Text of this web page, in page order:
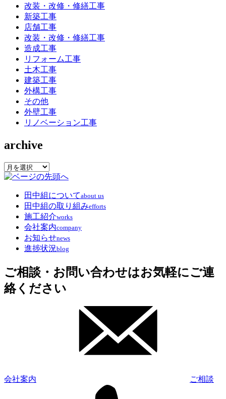
改装・改修・修繕工事
新築工事
店舗工事
改装・改修・修繕工事
造成工事
リフォーム工事
土木工事
建築工事
外構工事
その他
外壁工事
リノベーション工事
archive
archive
田中組についてabout us
田中組の取り組みefforts
施工紹介works
会社案内company
お知らせnews
進捗状況blog
ご相談・お問い合わせはお気軽にご連
絡ください
会社案内 ご相談